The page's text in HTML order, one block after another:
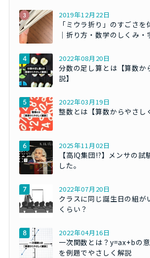
2019年12月22日
「ミウラ折り」のすごさ
｜折り方・数学のしくみ・
2022年08月20日
分数の足し算とは【算数か
説】
2022年03月19日
整数とは【算数からやさし
2025年11月02日
【高IQ集団!?】メンサの試
した。
2022年07月20日
クラスに同じ誕生日の組が
くらい？
2022年04月16日
一次関数とは？y=ax+bの
を例題でやさしく解説